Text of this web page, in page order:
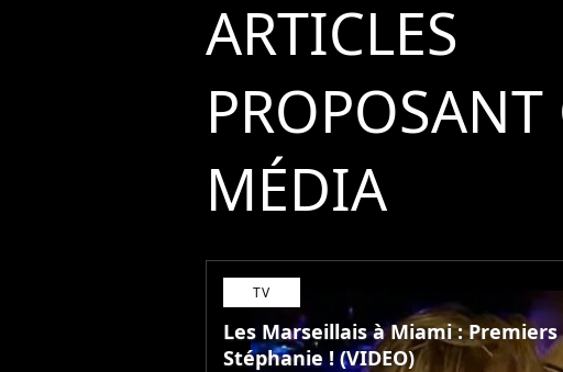
ARTICLES
PROPOSANT
MÉDIA
TV
Les Marseillais à Miami :
Stéphanie ! (VIDEO)